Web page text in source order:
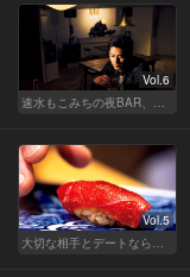
Vol.6
Vol.5